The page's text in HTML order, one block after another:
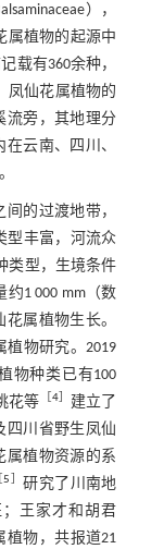
），
属植物的起源中
载有360余种，
凤仙花属植物的
流旁，其地理分
云南、四川、
的过渡地带，
型丰富，河流众
类型，生境条件
1 000 mm（数
属植物生长。
物研究。2019
物种类已有100
花等
4］ 建立了
四川省野生凤仙
属植物资源的系
5 ］研究了川南地
王家才和胡君
植物，共报道21